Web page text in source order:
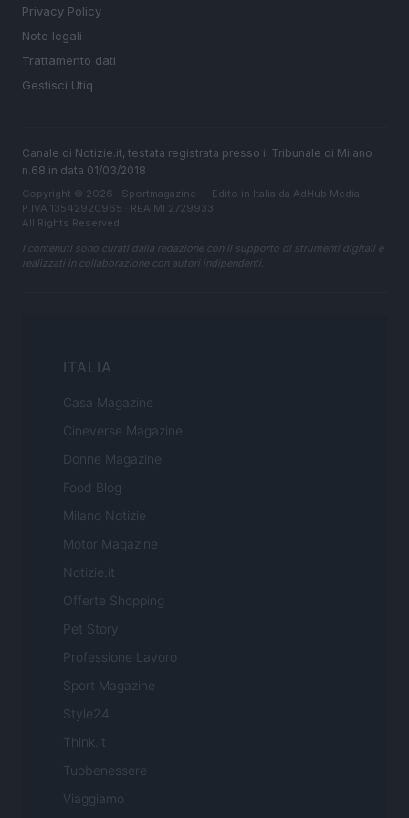
Privacy Policy
Note legali
Trattamento dati
Gestisci Utiq
Canale di Notizie.it, testata registrata presso il Tribunale di Milano
n.68 in data 01/03/2018
Copyright © 2026 · Sportmagazine — Edito in Italia da AdHub Media
P.IVA 13542920965 · REA MI 2729933
All Rights Reserved
I contenuti sono curati dalla redazione con il supporto di strumenti digitali e
realizzati in collaborazione con autori indipendenti.
ITALIA
Casa Magazine
Cineverse Magazine
Donne Magazine
Food Blog
Milano Notizie
Motor Magazine
Notizie.it
Offerte Shopping
Pet Story
Professione Lavoro
Sport Magazine
Style24
Think.it
Tuobenessere
Viaggiamo